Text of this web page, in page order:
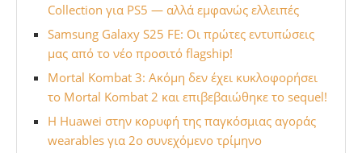
Collection για PS5 — αλλά εμφανώς ελλειπές
Samsung Galaxy S25 FE: Οι πρώτες εντυπώσεις
μας από το νέο προσιτό flagship!
Mortal Kombat 3: Ακόμη δεν έχει κυκλοφορήσει
το Mortal Kombat 2 και επιβεβαιώθηκε το sequel!
Η Huawei στην κορυφή της παγκόσμιας αγοράς
wearables για 2ο συνεχόμενο τρίμηνο